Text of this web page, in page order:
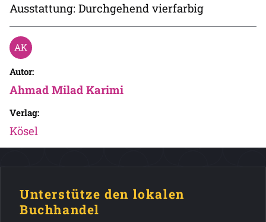
Ausstattung: Durchgehend vierfarbig
Autor:
Ahmad Milad Karimi
Verlag:
Kösel
Unterstütze den lokalen
Buchhandel